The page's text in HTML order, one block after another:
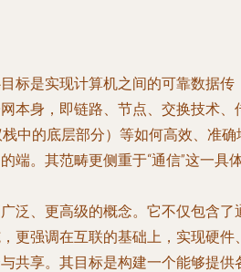
标是实现计算机之间的可靠数据传
本身，即链路、节点、交换技术、
中的底层部分）等如何高效、准确
端。其范畴更侧重于“通信”这一具
泛、更高级的概念。它不仅包含了
更强调在互联的基础上，实现硬件
共享。其目标是构建一个能够提供